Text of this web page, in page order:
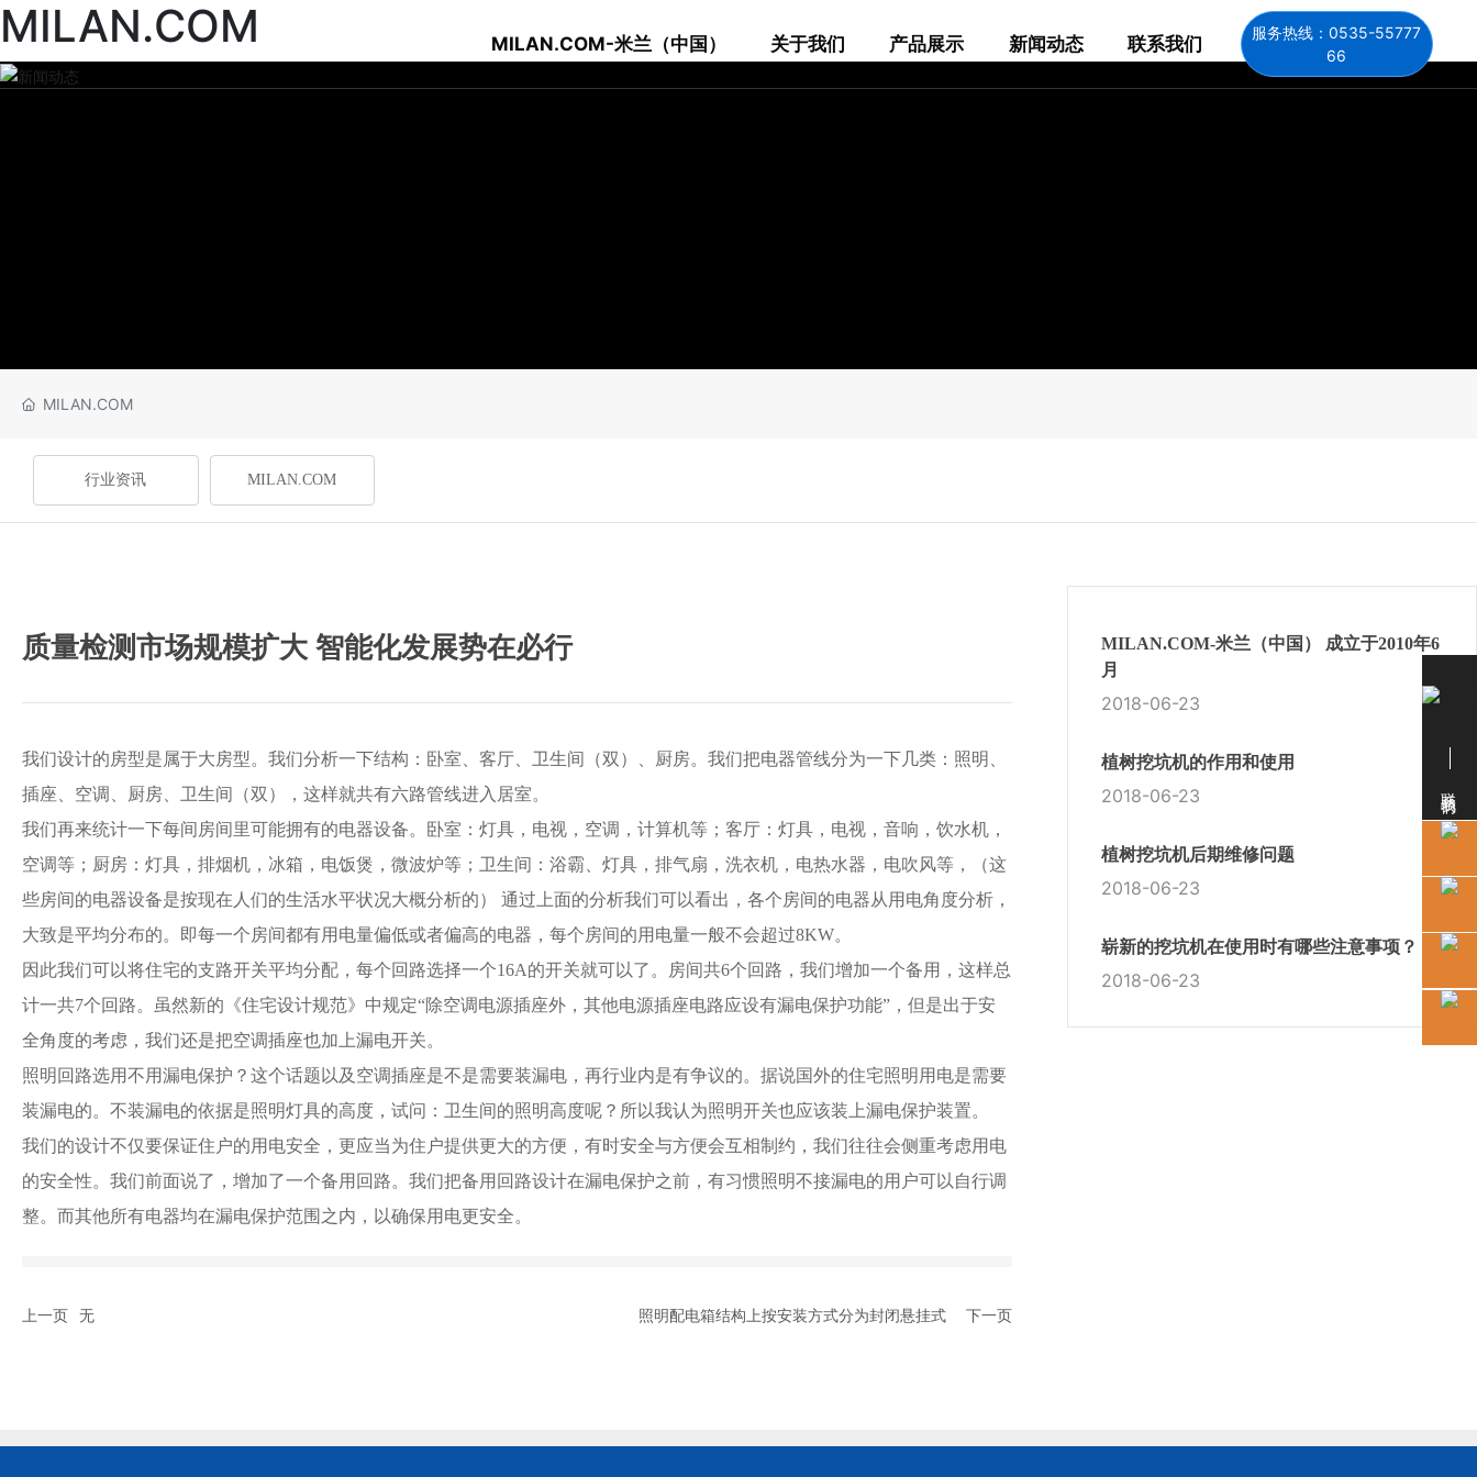
MILAN.COM MILAN.COM-米兰（中国） 关于我们 产品展示 新闻动态 联系我们
服务热线：0535-55777
66
MILAN.COM
行业资讯 MILAN.COM
质量检测市场规模扩大 智能化发展势在必行
我们设计的房型是属于大房型。我们分析一下结构：卧室、客厅、卫生间（双）、厨房。我们把电器管线分为一下几类：照明、
插座、空调、厨房、卫生间（双），这样就共有六路管线进入居室。
我们再来统计一下每间房间里可能拥有的电器设备。卧室：灯具，电视，空调，计算机等；客厅：灯具，电视，音响，饮水机，
空调等；厨房：灯具，排烟机，冰箱，电饭煲，微波炉等；卫生间：浴霸、灯具，排气扇，洗衣机，电热水器，电吹风等，（这
些房间的电器设备是按现在人们的生活水平状况大概分析的） 通过上面的分析我们可以看出，各个房间的电器从用电角度分析，
大致是平均分布的。即每一个房间都有用电量偏低或者偏高的电器，每个房间的用电量一般不会超过8KW。
因此我们可以将住宅的支路开关平均分配，每个回路选择一个16A的开关就可以了。房间共6个回路，我们增加一个备用，这样总
计一共7个回路。虽然新的《住宅设计规范》中规定“除空调电源插座外，其他电源插座电路应设有漏电保护功能”，但是出于安
全角度的考虑，我们还是把空调插座也加上漏电开关。
照明回路选用不用漏电保护？这个话题以及空调插座是不是需要装漏电，再行业内是有争议的。据说国外的住宅照明用电是需要
装漏电的。不装漏电的依据是照明灯具的高度，试问：卫生间的照明高度呢？所以我认为照明开关也应该装上漏电保护装置。
我们的设计不仅要保证住户的用电安全，更应当为住户提供更大的方便，有时安全与方便会互相制约，我们往往会侧重考虑用电
的安全性。我们前面说了，增加了一个备用回路。我们把备用回路设计在漏电保护之前，有习惯照明不接漏电的用户可以自行调
整。而其他所有电器均在漏电保护范围之内，以确保用电更安全。
上一页 无 照明配电箱结构上按安装方式分为封闭悬挂式 下一页
MILAN.COM-米兰（中国） 成立于2010年6
月
2018-06-23
植树挖坑机的作用和使用
2018-06-23
植树挖坑机后期维修问题
2018-06-23
崭新的挖坑机在使用时有哪些注意事项？
2018-06-23